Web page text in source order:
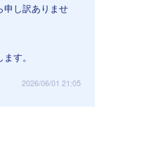
申し訳ありませ
す。
2026/06/01 21:05